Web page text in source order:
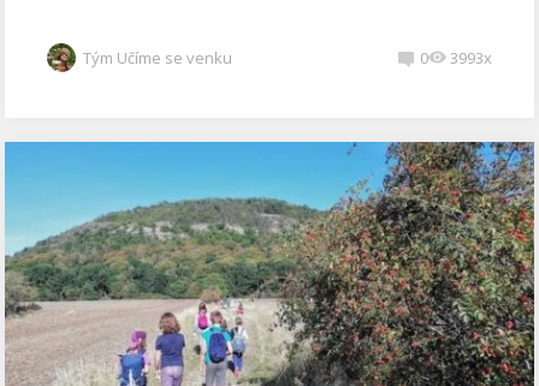
Tým Učíme se venku 0 3993x